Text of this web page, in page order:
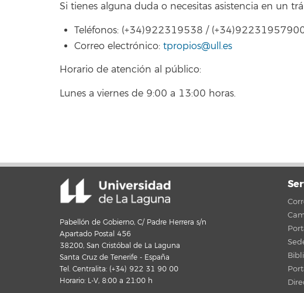
Si tienes alguna duda o necesitas asistencia en un
Teléfonos: (+34)922319538 /
Correo electrónico: tpropios@ull.es
Horario de atención al público:
Lunes a viernes de 9:00 a 13:00 horas.
Pabellón de Gobierno, C/ Padre Herrera s/n
Apartado Postal 456
38200, San Cristóbal de La Laguna
Santa Cruz de Tenerife - España
Tel. Centralita: (+34) 922 31 90 00
Horario: L-V, 8:00 a 21:00 h